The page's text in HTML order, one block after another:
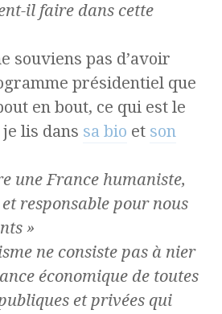
il faire dans cette
souviens pas d’avoir
présidentiel que
en bout, ce qui est le
je lis dans sa bio et son
une France humaniste,
responsable pour nous
»
ne consiste pas à nier
économique de toutes
et privées qui